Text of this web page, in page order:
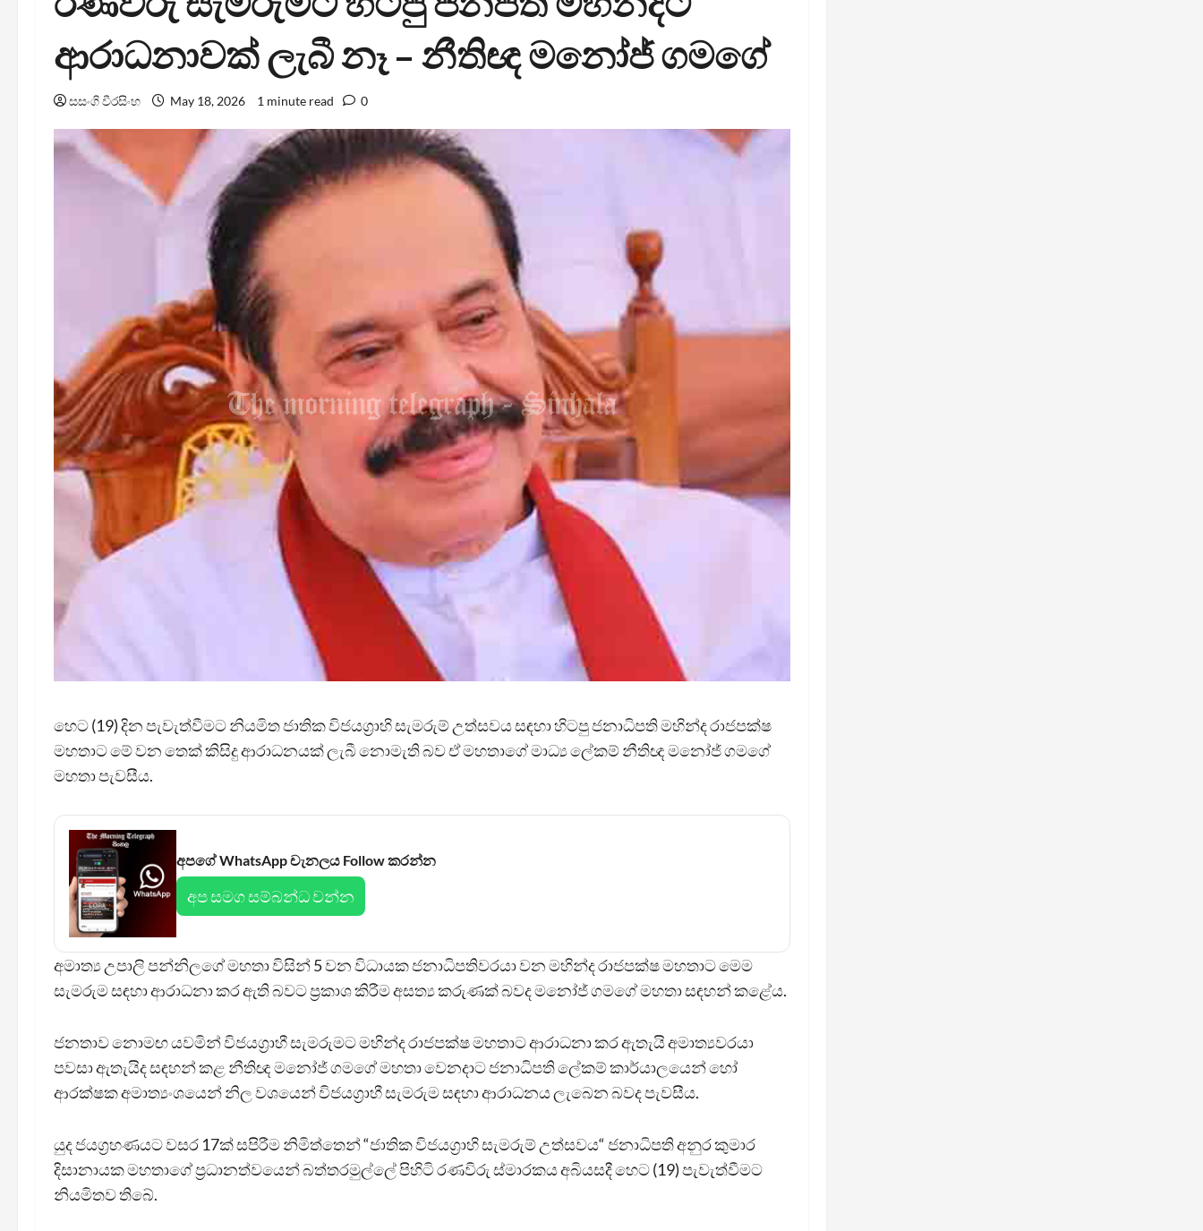
ආරාධනාවක් ලැබී නෑ – නීතිඥ මනෝජ් ගමගේ
සසංගි වීරසිංහ May 18, 2026 1 minute read 0
හෙට (19) දින පැවැත්වීමට නියමිත ජාතික විජයග්‍රාහි සැමරුම් උත්සවය සඳහා හිටපු ජනාධිපති මහින්ද රාජපක්ෂ
මහතාට මේ වන තෙක් කිසිදු ආරාධනයක් ලැබී නොමැති බව ඒ මහතාගේ මාධ්‍ය ලේකම් නීතිඥ මනෝජ් ගමගේ
මහතා පැවසීය.
අපගේ WhatsApp චැනලය Follow කරන්න
අප සමග සම්බන්ධ වන්න
අමාත්‍ය උපාලි පන්නිලගේ මහතා විසින් 5 වන විධායක ජනාධිපතිවරයා වන මහින්ද රාජපක්ෂ මහතාට මෙම
සැමරුම සඳහා ආරාධනා කර ඇති බවට ප්‍රකාශ කිරීම අසත්‍ය කරුණක් බවද මනෝජ් ගමගේ මහතා සඳහන් කළේය.
ජනතාව නොමඟ යවමින් විජයග්‍රාහී සැමරුමට මහින්ද රාජපක්ෂ මහතාට ආරාධනා කර ඇතැයි අමාත්‍යවරයා
පවසා ඇතැයිද සඳහන් කළ නීතිඥ මනෝජ් ගමගේ මහතා වෙනදාට ජනාධිපති ලේකම් කාර්යාලයෙන් හෝ
ආරක්ෂක අමාත්‍යංශයෙන් නිල වශයෙන් විජයග්‍රාහී සැමරුම සඳහා ආරාධනය ලැබෙන බවද පැවසීය.
යුද ජයග්‍රහණයට වසර 17ක් සපිරීම නිමිත්තෙන් “ජාතික විජයග්‍රාහි සැමරුම් උත්සවය“ ජනාධිපති අනුර කුමාර
දිසානායක මහතාගේ ප්‍රධානත්වයෙන් බත්තරමුල්ලේ පිහිටි රණවිරු ස්මාරකය අබියසදී හෙට (19) පැවැත්වීමට
නියමිතව තිබේ.